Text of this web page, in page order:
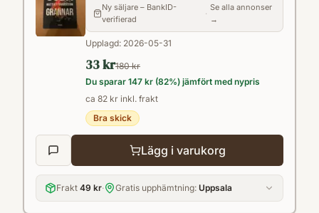
Ny säljare – BankID-
verifierad
·
Se alla annonser
→
Upplagd: 2026-05-31
33 kr180 kr
Du sparar 147 kr (82%) jämfört med nypris
ca 82 kr inkl. frakt
Bra skick
Lägg i varukorg
Frakt 49 kr· Gratis upphämtning: Uppsala